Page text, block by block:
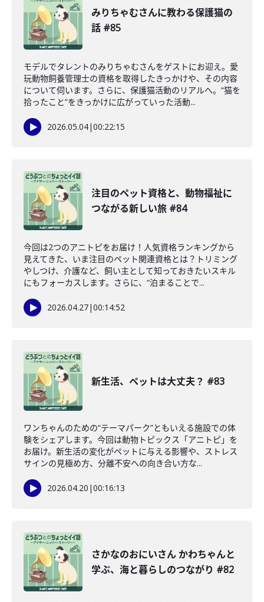
みりちゃむさんに教わる保護猫の
話 #85
モデルでタレントのみりちゃむさんをゲストにお迎え。愛
玩動物飼養管理士の資格を取得したきっかけや、その内容
について伺います。さらに、保護猫活動のリアルへ。“猫を
拾ったこと”をきっかけに広がっていった活動...
2026.05.04|00:22:15
注目のペット資格と、動物福祉に
つながる新しい旅 #84
今回は2つのアニトピをお届け！人気資格ランキングから
見えてきた、いま注目のペット関連資格とは？トリミング
やしつけ、介護など、飼い主として知っておきたいスキル
にもフォーカスします。さらに、“泊まることで...
2026.04.27|00:14:52
新生活、ペットは大丈夫？ #83
ワンちゃんのための“テーマパーク”ともいえる施設での体
験をシェアします。今回は動物トピックス「アニトピ」を
お届け。新生活の変化がペットに与える影響や、ストレス
サインの見極め方、分離不安への向き合い方な...
2026.04.20 |00:16:13
さかなのおにいさん かわちゃんと
学ぶ、海と暮らしのつながり #82